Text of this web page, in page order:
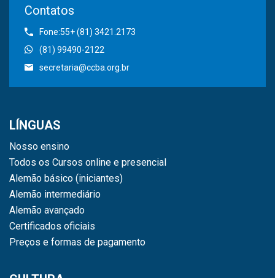
Contatos
Fone:55+ (81) 3421.2173
(81) 99490-2122
secretaria@ccba.org.br
LÍNGUAS
Nosso ensino
Todos os Cursos online e presencial
Alemão básico (iniciantes)
Alemão intermediário
Alemão avançado
Certificados oficiais
Preços e formas de pagamento